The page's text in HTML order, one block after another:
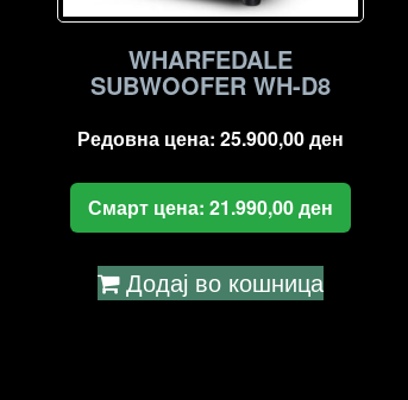
WHARFEDALE
SUBWOOFER WH-D8
Редовна цена:25.900,00ден
Смарт цена:21.990,00ден
Додај во кошница